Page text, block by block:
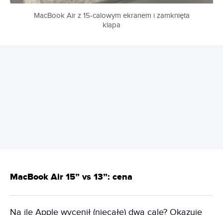
MacBook Air z 15-calowym ekranem i zamknięta
klapa
MacBook Air 15” vs 13”: cena
Na ile Apple wycenił (niecałe) dwa cale? Okazuje